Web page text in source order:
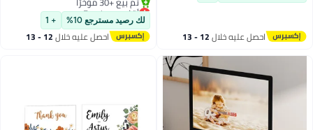
احصل عليه خلال 12 - 13
أقل سعر في 7 يوم
باقي 1 وحدات في المخزون
تم بيع +30 مؤخرًا
أقل سعر في 7 يوم
لك رصيد مسترجع 10% + 1
احصل عليه خلال 12 - 13